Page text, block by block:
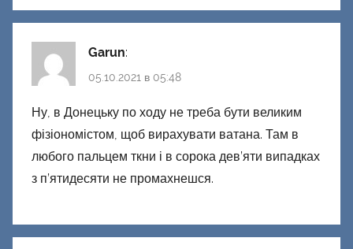
Garun:
05.10.2021 в 05:48
Ну, в Донецьку по ходу не треба бути великим
фізіономістом, щоб вирахувати ватана. Там в
любого пальцем ткни і в сорока дев’яти випадках
з п’ятидесяти не промахнешся.